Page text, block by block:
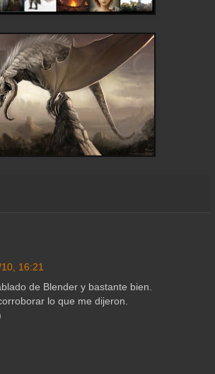
16:21
de Blender y bastante bien.
lo que me dijeron.